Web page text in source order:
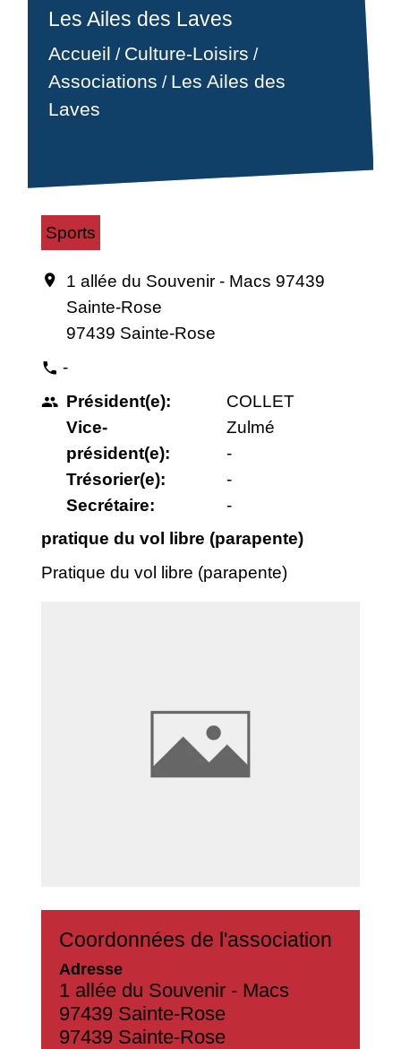
Les Ailes des Laves
Accueil / Culture-Loisirs /
Associations / Les Ailes des
Laves
Sports
location_on
1 allée du Souvenir - Macs 97439
Sainte-Rose
97439 Sainte-Rose
phone -
people Président(e):
Vice-
président(e):
Trésorier(e):
Secrétaire:
COLLET
Zulmé
-
-
-
pratique du vol libre (parapente)
Pratique du vol libre (parapente)
Coordonnées de l'association
Adresse
1 allée du Souvenir - Macs
97439 Sainte-Rose
97439 Sainte-Rose